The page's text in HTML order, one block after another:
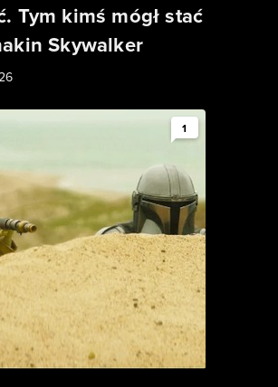
Tym kimś mógł stać
Skywalker
1